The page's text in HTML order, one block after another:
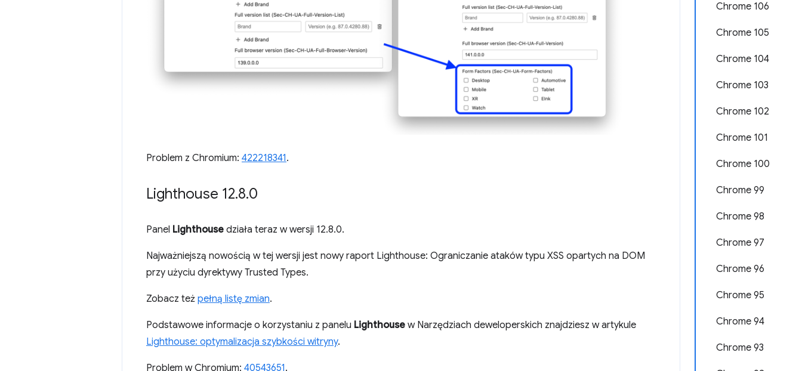
Chrome 106
Chrome 105
Chrome 104
Chrome 103
Chrome 102
Chrome 101
Chrome 100
Chrome 99
Chrome 98
Chrome 97
Chrome 96
Chrome 95
Chrome 94
Chrome 93
Problem z Chromium: 422218341.
Lighthouse 12.8.0
Panel Lighthouse działa teraz w wersji 12.8.0.
Najważniejszą nowością w tej wersji jest nowy raport Lighthouse: Ograniczanie ataków typu XSS opartych na DOM
przy użyciu dyrektywy Trusted Types.
Zobacz też pełną listę zmian.
Podstawowe informacje o korzystaniu z panelu Lighthouse w Narzędziach deweloperskich znajdziesz w artykule
Lighthouse: optymalizacja szybkości witryny.
Problem w Chromium: 40543651 .